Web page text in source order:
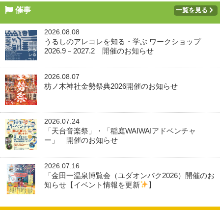
催事 一覧を見る
2026.08.08
うるしのアレコレを知る・学ぶ ワークショップ
2026.9－2027.2 開催のお知らせ
2026.08.07
枋ノ木神社金勢祭典2026開催のお知らせ
2026.07.24
「天台音楽祭」・「稲庭WAIWAIアドベンチャ
ー」 開催のお知らせ
2026.07.16
「金田一温泉博覧会（ユダオンパク2026）開催のお
知らせ【イベント情報を更新
】